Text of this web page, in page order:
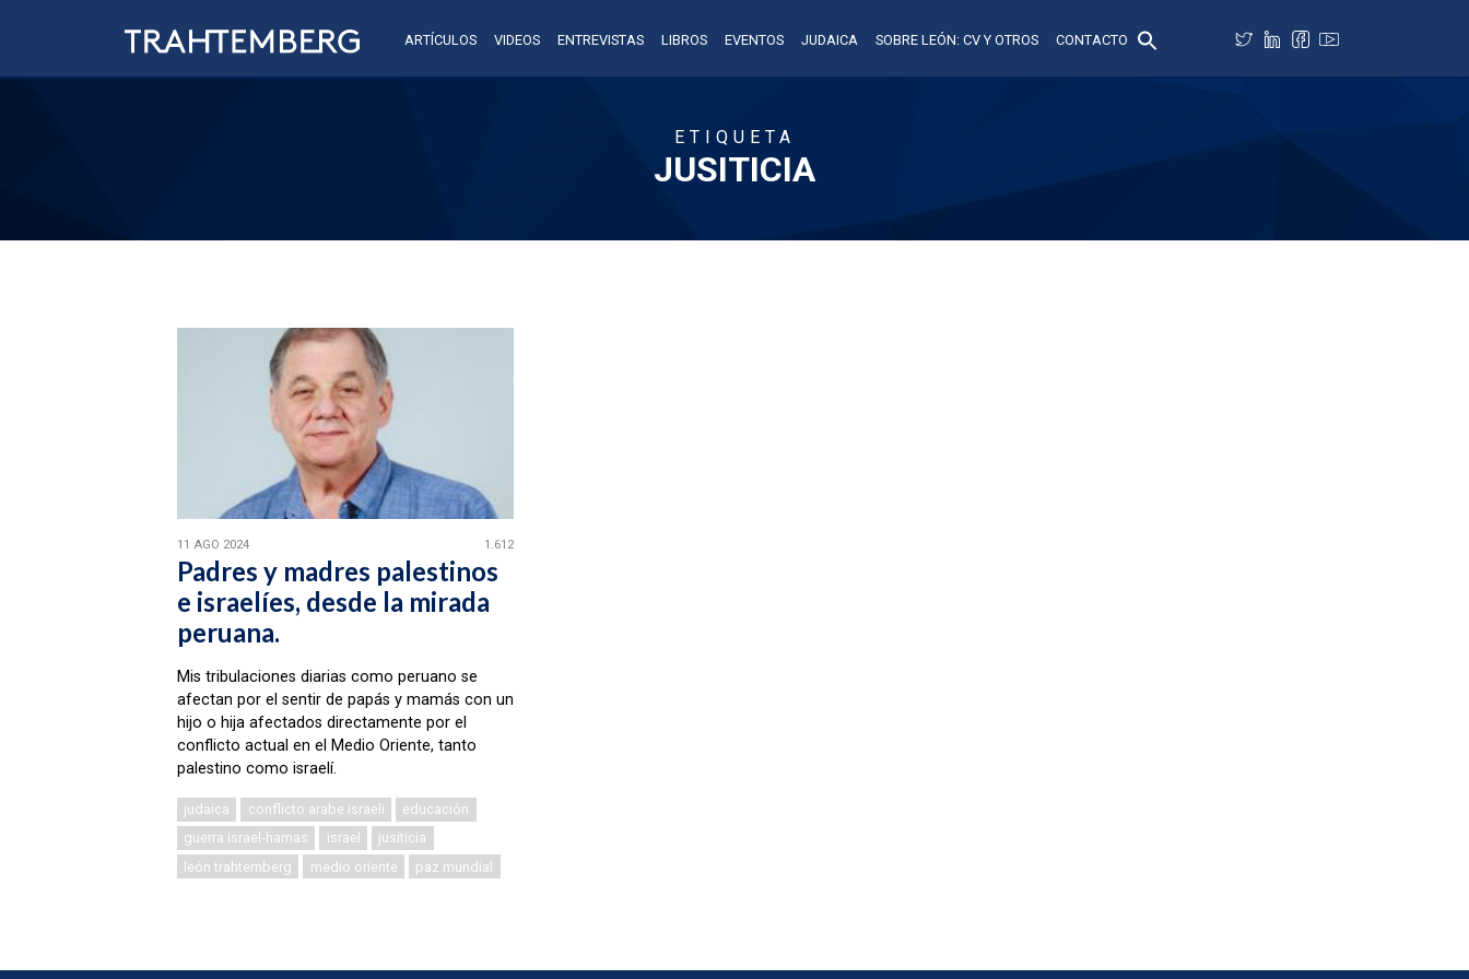
ARTÍCULOS VIDEOS ENTREVISTAS LIBROS EVENTOS JUDAICA SOBRE LEÓN: CV Y OTROS CONTACTO
ETIQUETA
JUSITICIA
11 AGO 2024 1.612
Padres y madres palestinos
e israelíes, desde la mirada
peruana.
Mis tribulaciones diarias como peruano se
afectan por el sentir de papás y mamás con un
hijo o hija afectados directamente por el
conflicto actual en el Medio Oriente, tanto
palestino como israelí.
judaica conflicto arabe israeli
educación
guerra israel-hamas
israel
jusiticia
león trahtemberg
medio oriente paz mundial